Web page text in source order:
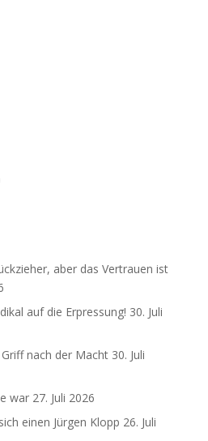
aber das Vertrauen ist
auf die Erpressung! 30. Juli
nach der Macht 30. Juli
war 27. Juli 2026
einen Jürgen Klopp 26. Juli